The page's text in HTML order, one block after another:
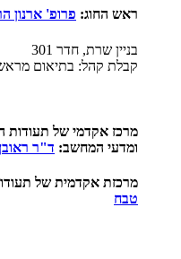
ראש החוג: פרופ' ארנון
בניין שרת, חדר 301
קבלת קהל: בתיאום
מרכז אקדמי של תעודות
ומדעי המחשב: ד"ר
מרכזת אקדמית של
טבח